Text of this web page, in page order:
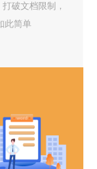
破文档限制，
此简单